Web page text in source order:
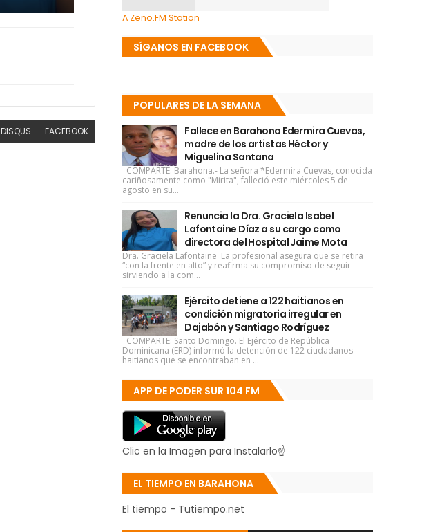
DISQUS FACEBOOK
A Zeno.FM Station
SÍGANOS EN FACEBOOK
POPULARES DE LA SEMANA
Fallece en Barahona Edermira Cuevas,
madre de los artistas Héctor y
Miguelina Santana
COMPARTE: Barahona.- La señora *Edermira Cuevas, conocida
cariñosamente como "Mirita", falleció este miércoles 5 de
agosto en su...
Renuncia la Dra. Graciela Isabel
Lafontaine Díaz a su cargo como
directora del Hospital Jaime Mota
Dra. Graciela Lafontaine La profesional asegura que se retira
“con la frente en alto” y reafirma su compromiso de seguir
sirviendo a la com...
Ejército detiene a 122 haitianos en
condición migratoria irregular en
Dajabón y Santiago Rodríguez
COMPARTE: Santo Domingo. El Ejército de República
Dominicana (ERD) informó la detención de 122 ciudadanos
haitianos que se encontraban en ...
APP DE PODER SUR 104 FM
Clic en la Imagen para Instalarlo☝
EL TIEMPO EN BARAHONA
El tiempo - Tutiempo.net